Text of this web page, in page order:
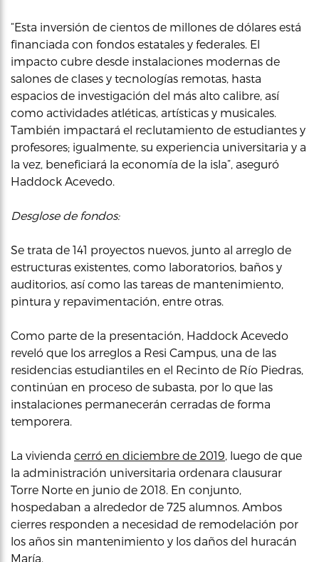
“Esta inversión de cientos de millones de dólares está
financiada con fondos estatales y federales. El
impacto cubre desde instalaciones modernas de
salones de clases y tecnologías remotas, hasta
espacios de investigación del más alto calibre, así
como actividades atléticas, artísticas y musicales.
También impactará el reclutamiento de estudiantes y
profesores; igualmente, su experiencia universitaria y a
la vez, beneficiará la economía de la isla”, aseguró
Haddock Acevedo.
Desglose de fondos:
Se trata de 141 proyectos nuevos, junto al arreglo de
estructuras existentes, como laboratorios, baños y
auditorios, así como las tareas de mantenimiento,
pintura y repavimentación, entre otras.
Como parte de la presentación, Haddock Acevedo
reveló que los arreglos a Resi Campus, una de las
residencias estudiantiles en el Recinto de Río Piedras,
continúan en proceso de subasta, por lo que las
instalaciones permanecerán cerradas de forma
temporera.
La vivienda cerró en diciembre de 2019, luego de que
la administración universitaria ordenara clausurar
Torre Norte en junio de 2018. En conjunto,
hospedaban a alrededor de 725 alumnos. Ambos
cierres responden a necesidad de remodelación por
los años sin mantenimiento y los daños del huracán
María.